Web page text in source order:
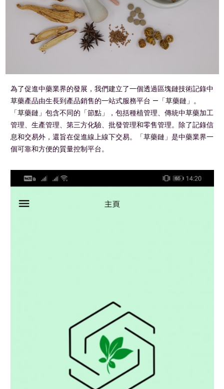
為了促進中藥業界的發展，我們建立了一個透過區塊鏈技術記錄中
草藥產品由生長到產品銷售的一站式服務平台 —「草藥鏈」。
「草藥鏈」包含不同的「節點」，包括種植管理、傳統中草藥加工
管理、生產管理、第三方化驗、批發管理和零售管理。除了記錄信
息和交易外，還旨在促進線上線下交易。「草藥鏈」是中藥業界一
個可靠和方便的質量控制平台。